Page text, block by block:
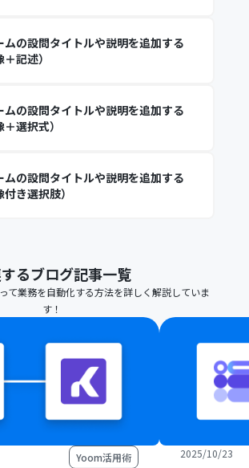
ムの設問タイトルや説明を追加する
＋記述）
ムの設問タイトルや説明を追加する
＋選択式）
ムの設問タイトルや説明を追加する
付き選択肢）
るブログ記事一覧
て業務を自動化する方法を詳しく解説していま
す！
Yoom活用術 2025/10/23